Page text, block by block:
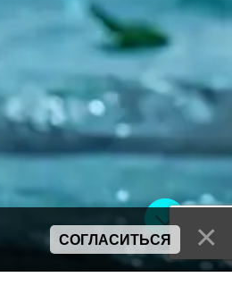
СОГЛАСИТЬСЯ